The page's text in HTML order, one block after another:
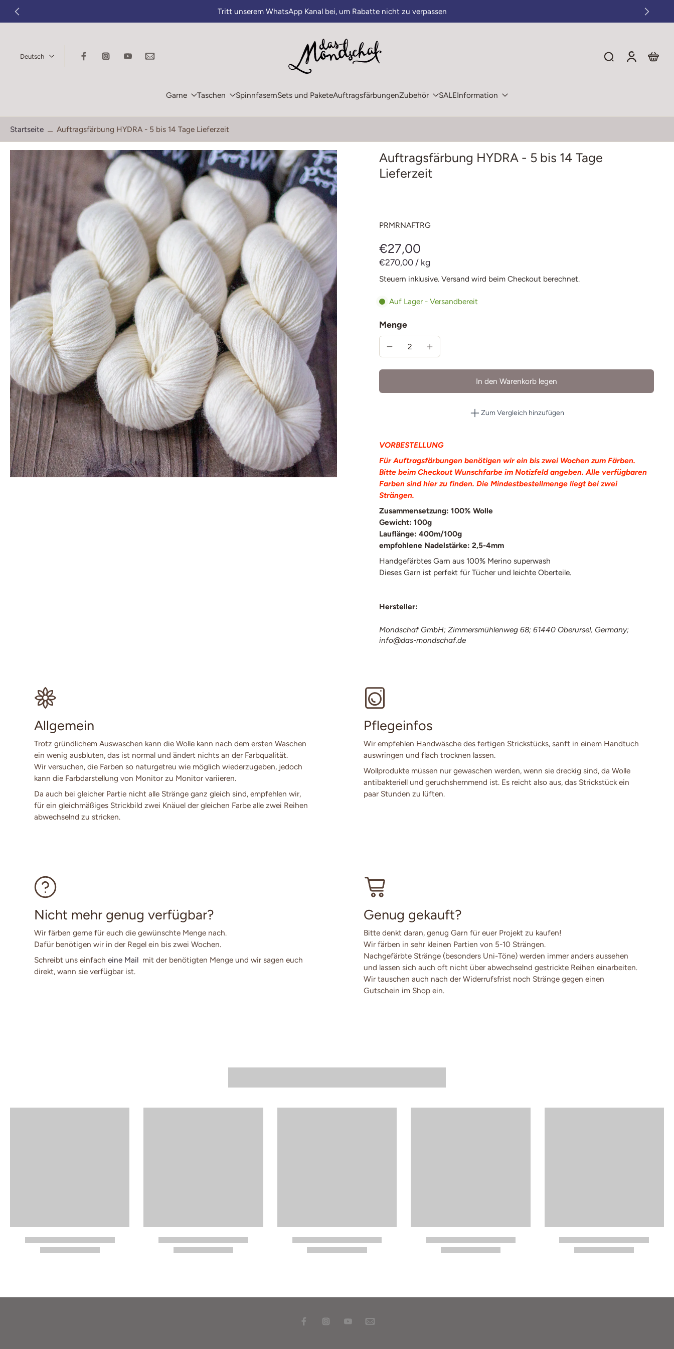
Zum
Inhalt
Tritt unserem WhatsApp Kanal bei, um Rabatte nicht zu verpassen
Deutsch
Garne Taschen SpinnfasernSets und PaketeAuftragsfärbungenZubehör SALEInformation
Startseite Auftragsfärbung HYDRA - 5 bis 14 Tage Lieferzeit
den
Produktinformationen
Auftragsfärbung HYDRA - 5 bis 14 Tage
Lieferzeit
PRMRNAFTRG
€27,00
€270,00 / kg
Steuern inklusive. Versand wird beim Checkout berechnet.
Auf Lager - Versandbereit
Menge
In den Warenkorb legen
Zum Vergleich hinzufügen
VORBESTELLUNG
Für Auftragsfärbungen benötigen wir ein bis zwei Wochen zum Färben.
Bitte beim Checkout Wunschfarbe im Notizfeld angeben. Alle verfügbaren
Farben sindhierzu finden. Die Mindestbestellmenge liegt bei zwei
Strängen.
Zusammensetzung: 100% Wolle
Gewicht: 100g
Lauflänge: 400m/100g
empfohlene Nadelstärke: 2,5-4mm
Handgefärbtes Garn aus 100% Merino superwash
Dieses Garn ist perfekt für Tücher und leichte Oberteile.
Hersteller:
Mondschaf GmbH; Zimmersmühlenweg 68; 61440 Oberursel, Germany;
info@das-mondschaf.de
Allgemein
Trotz gründlichem Auswaschen kann die Wolle kann nach dem ersten Waschen
ein wenig ausbluten, das ist normal und ändert nichts an der Farbqualität.
Wir versuchen, die Farben so naturgetreu wie möglich wiederzugeben, jedoch
kann die Farbdarstellung von Monitor zu Monitor variieren.
Da auch bei gleicher Partie nicht alle Stränge ganz gleich sind, empfehlen wir,
für ein gleichmäßiges Strickbild zwei Knäuel der gleichen Farbe alle zwei Reihen
abwechselnd zu stricken.
Pflegeinfos
Wir empfehlen Handwäsche des fertigen Strickstücks, sanft in einem Handtuch
auswringen und flach trocknen lassen.
Wollprodukte müssen nur gewaschen werden, wenn sie dreckig sind, da Wolle
antibakteriell und geruchshemmend ist. Es reicht also aus, das Strickstück ein
paar Stunden zu lüften.
Nicht mehr genug verfügbar?
Wir färben gerne für euch die gewünschte Menge nach.
Dafür benötigen wir in der Regel ein bis zwei Wochen.
Schreibt uns einfach eine Mail mit der benötigten Menge und wir sagen euch
direkt, wann sie verfügbar ist.
Genug gekauft?
Bitte denkt daran, genug Garn für euer Projekt zu kaufen!
Wir färben in sehr kleinen Partien von 5-10 Strängen.
Nachgefärbte Stränge (besonders Uni-Töne) werden immer anders aussehen
und lassen sich auch oft nicht über abwechselnd gestrickte Reihen einarbeiten.
Wir tauschen auch nach der Widerrufsfrist noch Stränge gegen einen
Gutschein im Shop ein.